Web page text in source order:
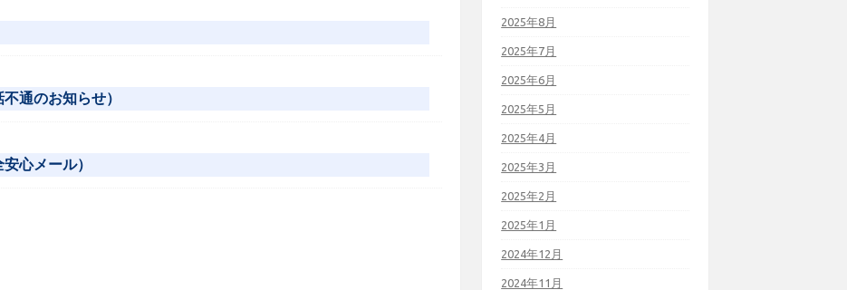
通のお知らせ）
心メール）
2025年8月
2025年7月
2025年6月
2025年5月
2025年4月
2025年3月
2025年2月
2025年1月
2024年12月
2024年11月